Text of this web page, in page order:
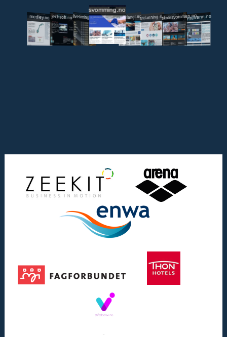
medley.no jechsoft.nolivetiming.medley.no
svomming.no
svomlangt.noutdanning.svomming.no
skolesvommen.notryggivann.no